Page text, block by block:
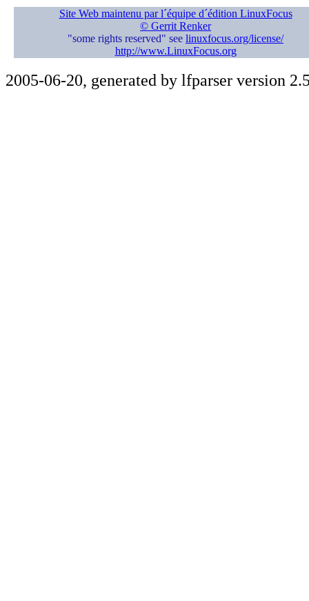
Site Web maintenu par l´équipe d´édition LinuxFocus
© Gerrit Renker
"some rights reserved" see linuxfocus.org/license/
http://www.LinuxFocus.org
2005-06-20, generated by lfparser version